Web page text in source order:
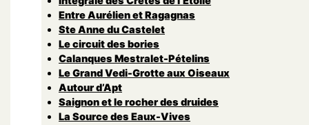
Entre Aurélien et Ragagnas
Ste Anne du Castelet
Le circuit des bories
Calanques Mestralet-Pételins
Le Grand Vedi-Grotte aux Oiseaux
Autour d’Apt
Saignon et le rocher des druides
La Source des Eaux-Vives